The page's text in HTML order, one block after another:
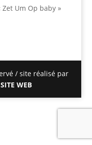
Um Op baby »
/ site réalisé par
WEB